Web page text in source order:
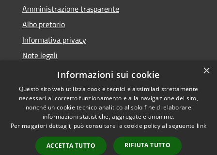
Amministrazione trasparente
Albo pretorio
Informativa privacy
Note legali
Dichiarazione di accessibilità
Accessibilità
Copyright © 2026 • Comune di
Affi • Powered by
Municipium•
Accesso
×
Informazioni sui cookie
Questo sito web utilizza cookie tecnici e assimilati strettamente
necessari al corretto funzionamento e alla navigazione del sito,
nonché un cookie tecnico analitico al solo fine di elaborare
informazioni statistiche, aggregate e anonime.
Per maggiori dettagli, può consultare la cookie policy al seguente link
ACCETTA TUTTO RIFIUTA TUTTO